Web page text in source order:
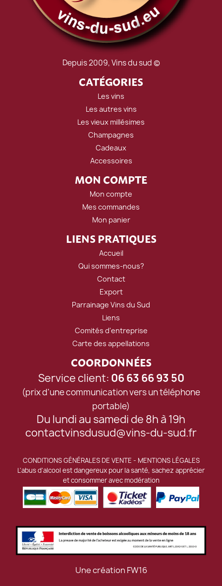
Depuis 2009, Vins du sud ©
CATÉGORIES
Les vins
Les autres vins
Les vieux millésimes
Champagnes
Cadeaux
Accessoires
MON COMPTE
Mon compte
Mes commandes
Mon panier
LIENS PRATIQUES
Accueil
Qui sommes-nous?
Contact
Export
Parrainage Vins du Sud
Liens
Comités d'entreprise
Carte des appellations
COORDONNÉES
Service client: 06 63 66 93 50
(prix d'une communication vers un téléphone
portable)
Du lundi au samedi de 8h à 19h
contactvinsdusud@vins-du-sud.fr
CONDITIONS GÉNÉRALES DE VENTE - MENTIONS LÉGALES
L'abus d'alcool est dangereux pour la santé, sachez apprécier
et consommer avec modération
Une création FW16